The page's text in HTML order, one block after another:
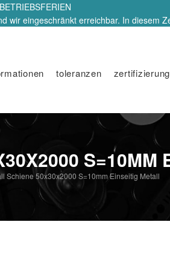
BETRIEBSFERIEN
wir eingeschränkt erreichbar. In diesem
toleranzen zertifizierung
S=10MM
Schiene 50x30x2000 S=10mm Einseitig Metall